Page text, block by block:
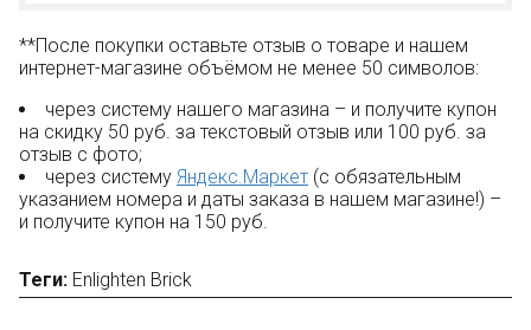
**После покупки оставьте отзыв о товаре и нашем
интернет-магазине объёмом не менее 50 символов:
через систему нашего магазина – и получите купон
на скидку 50 руб. за текстовый отзыв или 100 руб. за
отзыв с фото;
через систему Яндекс.Маркет (с обязательным
указанием номера и даты заказа в нашем магазине!) –
и получите купон на 150 руб.
Теги: Enlighten Brick